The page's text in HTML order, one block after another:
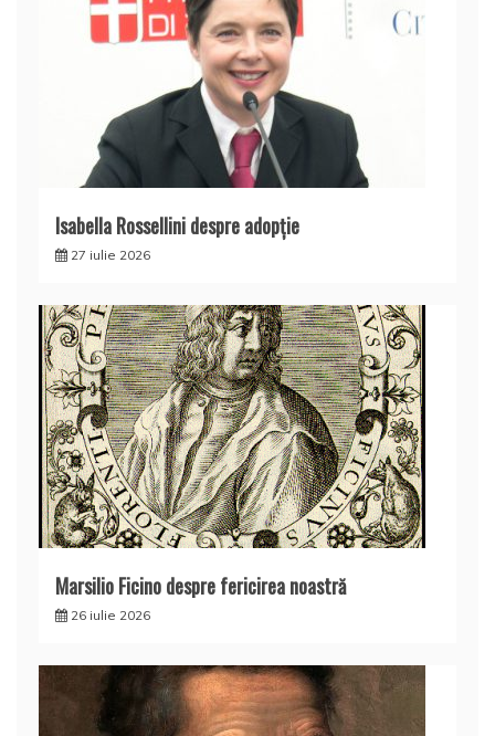
Isabella Rossellini despre adopție
27 iulie 2026
Marsilio Ficino despre fericirea noastră
26 iulie 2026